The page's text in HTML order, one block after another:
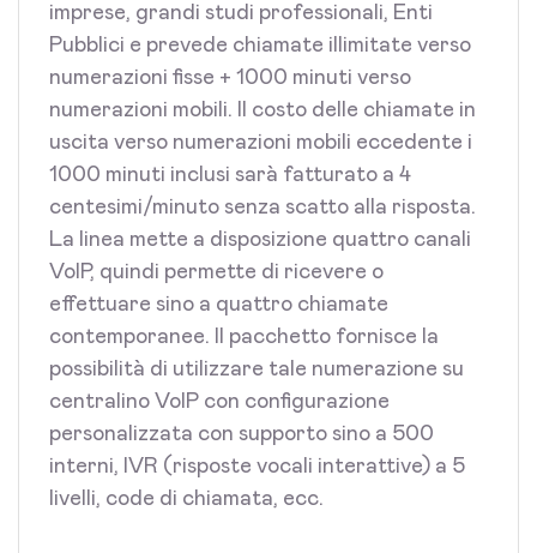
imprese, grandi studi professionali, Enti
Pubblici e prevede chiamate illimitate verso
numerazioni fisse + 1000 minuti verso
numerazioni mobili. Il costo delle chiamate in
uscita verso numerazioni mobili eccedente i
1000 minuti inclusi sarà fatturato a 4
centesimi/minuto senza scatto alla risposta.
La linea mette a disposizione quattro canali
VoIP, quindi permette di ricevere o
effettuare sino a quattro chiamate
contemporanee. Il pacchetto fornisce la
possibilità di utilizzare tale numerazione su
centralino VoIP con configurazione
personalizzata con supporto sino a 500
interni, IVR (risposte vocali interattive) a 5
livelli, code di chiamata, ecc.